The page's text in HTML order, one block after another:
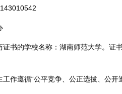
的学校名称：湖南师范大学。证书
遵循“公平竞争、公正选拔、公开